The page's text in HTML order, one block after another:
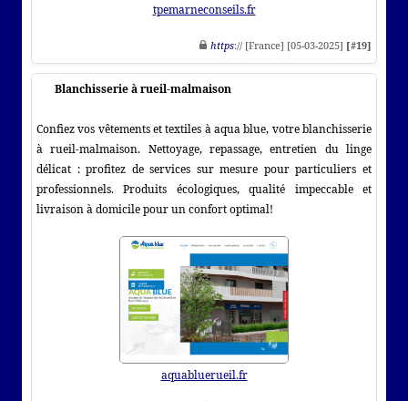
tpemarneconseils.fr
https:// [France] [05-03-2025] [#19]
Blanchisserie à rueil-malmaison
Confiez vos vêtements et textiles à aqua blue, votre blanchisserie
à rueil-malmaison. Nettoyage, repassage, entretien du linge
délicat : profitez de services sur mesure pour particuliers et
professionnels. Produits écologiques, qualité impeccable et
livraison à domicile pour un confort optimal!
aquabluerueil.fr